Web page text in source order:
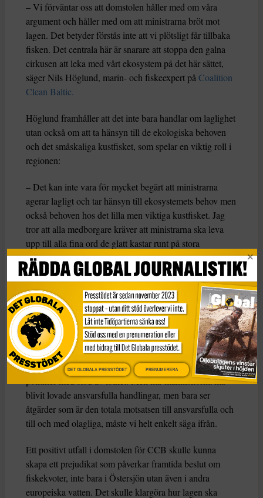
– Vi förväntar oss att domstolen håller med om våra
argument och håller med om att ministrarna bröt mot
lagen. Det betyder förstås inte att vi plötsligt får tillbaka
fisken. Det centrala här är snarare att stoppa den galna
cirkusen att leka med vårt ekosystem på det här sättet,
säger Nils Höglund, marin- och fiskeexpert på Coalition
Clean Baltic.
Höglund framhåller att det inte bara handlar om laglighet
utan också om att ta hänsyn till de ekologiska behoven
och det småskaliga kustfisket, som spelar en viktig roll i
regionen:
– Det kan inte vara för mycket begärt att ministrarna
agerar lagligt och tar hänsyn till ekosystemets behov men
också behoven hos det lilla men viktiga kustfisket. Jag
tror att alla medborgare kräver att ministrarna ska leva
upp till alla fina ord de glatt kastar runt på stora
konferenser.
Mikhail Durkin, verkställandesekreterare för CCB,
påpekar att även om rättsprocesser inte är önskvärda, är
de ibland nödvändiga för att säkerställa att politiska
löften om miljöskydd hålls:
– Att tvingas gå till domstol är absolut inget vi vill göra.
Miljöpolitiken ska skapas och genomföras av folkvalda
politiker med stöd av folket. Men när människorna har
blivit lovade ansvarsfulla handlingar, men bara ser
åtgärder som är den totala motsatsen till ansvarsfulla och
till och med olagliga, måste vi helt enkelt säga ifrån.
Ett positivt utfall i domstolen för CCB skulle kunna
skapa ett prejudikat som påverkar framtida beslut om
fiskekvoter, inte bara i Östersjön utan även i andra
europeiska vatten. Det skulle klargöra hur lagen ska
DET GLOBALA PRESSTÖDET PRENUMERERA